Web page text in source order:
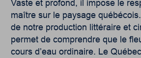
Vaste et profond, il impose le
maître sur le paysage
de notre production littéraire et
permet de comprendre que le
cours d’eau ordinaire. Le